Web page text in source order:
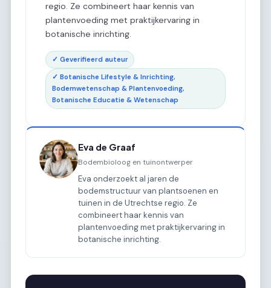
regio. Ze combineert haar kennis van
plantenvoeding met praktijkervaring in
botanische inrichting.
✓ Geverifieerd auteur
✓ Botanische Lifestyle & Inrichting,
Bodemwetenschap & Plantenvoeding,
Botanische Educatie & Wetenschap
Eva de Graaf
Bodembioloog en tuinontwerper
Eva onderzoekt al jaren de
bodemstructuur van plantsoenen en
tuinen in de Utrechtse regio. Ze
combineert haar kennis van
plantenvoeding met praktijkervaring in
botanische inrichting.